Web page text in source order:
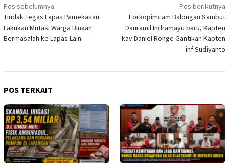
Navigasi
pos
Pos sebelumnya
Tindak Tegas Lapas Pamekasan
Lakukan Mutasi Warga Binaan
Bermasalah ke Lapas Lain
Pos berikutnya
Forkopimcam Balongan Sambut
Danramil Indramayu baru, Kapten
kav Daniel Ronge Gantikan Kapten
inf Sudiyanto
POS TERKAIT